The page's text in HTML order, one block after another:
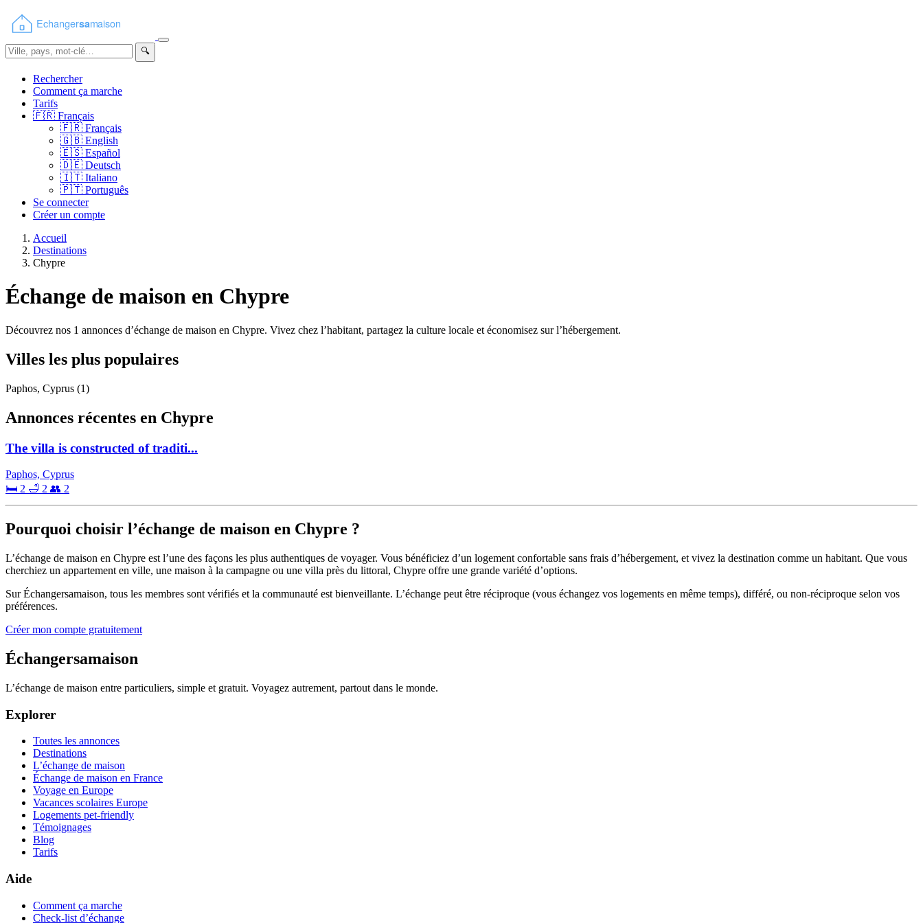
🔍
Rechercher
Comment ça marche
Tarifs
🇫🇷 Français
🇫🇷 Français
🇬🇧 English
🇪🇸 Español
🇩🇪 Deutsch
🇮🇹 Italiano
🇵🇹 Português
Se connecter
Créer un compte
Accueil
Destinations
Chypre
Échange de maison en Chypre
Découvrez nos 1 annonces d’échange de maison en Chypre. Vivez chez l’habitant, partagez la culture locale et économisez sur l’hébergement.
Villes les plus populaires
Paphos, Cyprus (1)
Annonces récentes en Chypre
The villa is constructed of traditi...
Paphos, Cyprus
🛏 2 🛁 2 👥 2
Pourquoi choisir l’échange de maison en Chypre ?
L’échange de maison en Chypre est l’une des façons les plus authentiques de voyager. Vous bénéficiez d’un logement confortable sans frais d’hébergement, et vivez la destination comme un habitant. Que vous
cherchiez un appartement en ville, une maison à la campagne ou une villa près du littoral, Chypre offre une grande variété d’options.
Sur Échangersamaison, tous les membres sont vérifiés et la communauté est bienveillante. L’échange peut être réciproque (vous échangez vos logements en même temps), différé, ou non-réciproque selon vos
préférences.
Créer mon compte gratuitement
Échangersamaison
L’échange de maison entre particuliers, simple et gratuit. Voyagez autrement, partout dans le monde.
Explorer
Toutes les annonces
Destinations
L’échange de maison
Échange de maison en France
Voyage en Europe
Vacances scolaires Europe
Logements pet-friendly
Témoignages
Blog
Tarifs
Aide
Comment ça marche
Check-list d’échange